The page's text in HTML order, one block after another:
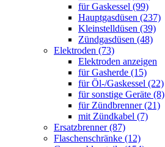
für Gaskessel (99)
Hauptgasdüsen (237)
Kleinstelldüsen (39)
Zündgasdüsen (48)
Elektroden (73)
Elektroden anzeigen
für Gasherde (15)
für Öl-/Gaskessel (22)
für sonstige Geräte (8)
für Zündbrenner (21)
mit Zündkabel (7)
Ersatzbrenner (87)
Flaschenschränke (12)